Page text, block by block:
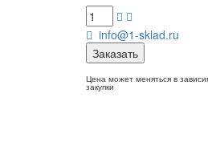
info@1-sklad.ru
Заказать
Цена может меняться в
закупки